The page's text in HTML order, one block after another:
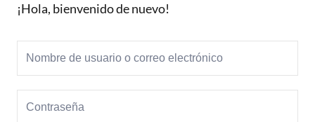
¡Hola, bienvenido de nuevo!